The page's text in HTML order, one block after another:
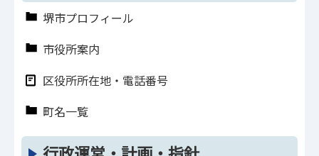
堺市プロフィール
市役所案内
区役所所在地・電話番号
町名一覧